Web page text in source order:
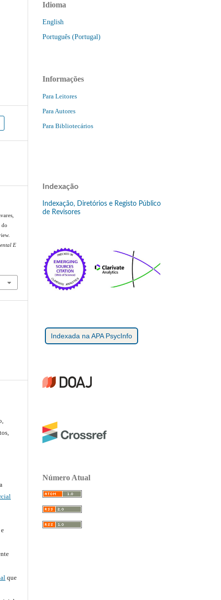
do
E
que
Idioma
English
Português (Portugal)
Informações
Para Leitores
Para Autores
Para Bibliotecários
Indexação
Indexação, Diretórios e Registo Público
de Revisores
Indexada na APA PsycInfo
Número Atual